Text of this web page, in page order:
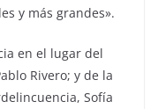
y más grandes».
en el lugar del
Rivero; y de la
Sofía